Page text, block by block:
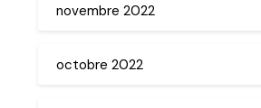
novembre 2022
octobre 2022